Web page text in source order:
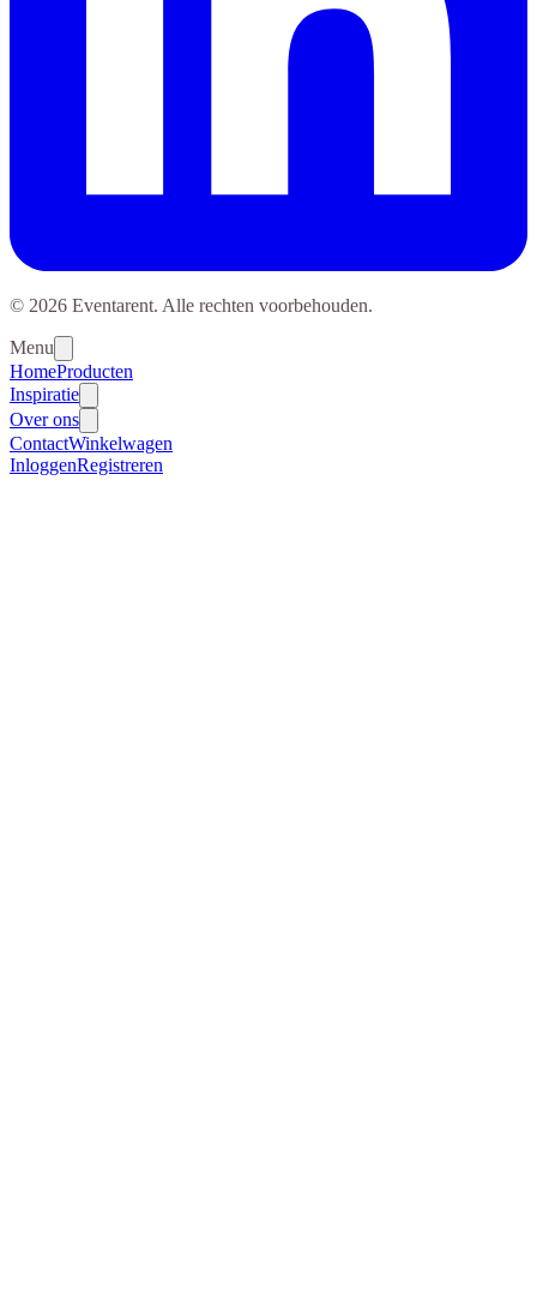
© 2026 Eventarent. Alle rechten voorbehouden.
Menu
HomeProducten
Inspiratie
Over ons
ContactWinkelwagen
InloggenRegistreren